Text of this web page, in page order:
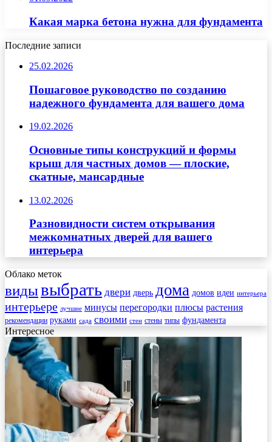
Какая марка бетона нужна для фундамента
Последние записи
25.02.2026
Пошаговое руководство по созданию
надежного фундамента для вашего дома
19.02.2026
Основные типы конструкций и формы
крыш для частных домов — плоские,
скатные, мансардные
13.02.2026
Разновидности систем открывания
межкомнатных дверей для вашего
интерьера
Облако меток
видывыбрать двери дверь дома домов идеи интерьера
интерьере лучшие минусы перегородки плюсы растения
рекомендации руками сада своими стен стены типы фундамента
Интересное